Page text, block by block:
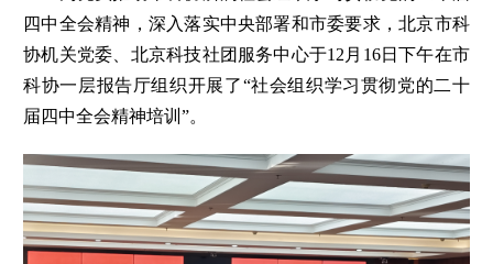
四中全会精神，深入落实中央部署和市委要求，北京市科
协机关党委、北京科技社团服务中心于12月16日下午在市
科协一层报告厅组织开展了“社会组织学习贯彻党的二十
届四中全会精神培训”。